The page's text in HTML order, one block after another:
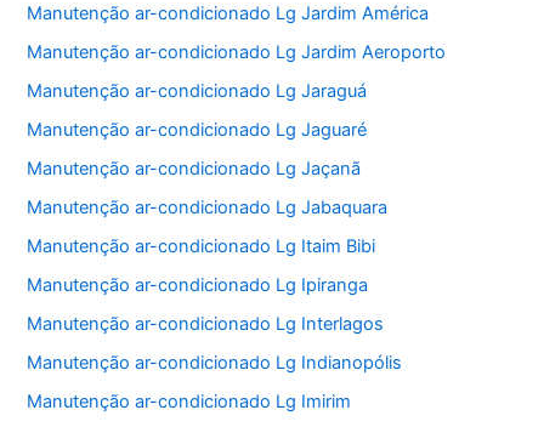
Manutenção ar-condicionado Lg Jardim América
Manutenção ar-condicionado Lg Jardim Aeroporto
Manutenção ar-condicionado Lg Jaraguá
Manutenção ar-condicionado Lg Jaguaré
Manutenção ar-condicionado Lg Jaçanã
Manutenção ar-condicionado Lg Jabaquara
Manutenção ar-condicionado Lg Itaim Bibi
Manutenção ar-condicionado Lg Ipiranga
Manutenção ar-condicionado Lg Interlagos
Manutenção ar-condicionado Lg Indianopólis
Manutenção ar-condicionado Lg Imirim